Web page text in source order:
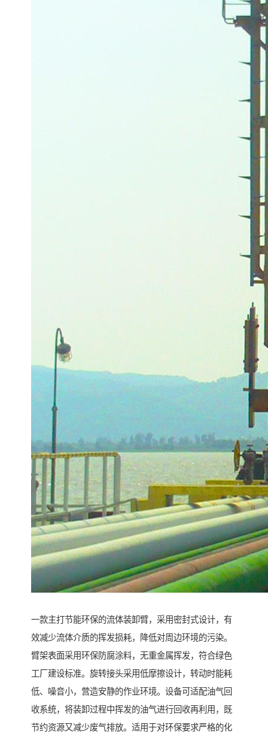
一款主打节能环保的流体装卸臂，采用密封式设计，有
效减少流体介质的挥发损耗，降低对周边环境的污染。
臂架表面采用环保防腐涂料，无重金属挥发，符合绿色
工厂建设标准。旋转接头采用低摩擦设计，转动时能耗
低、噪音小，营造安静的作业环境。设备可适配油气回
收系统，将装卸过程中挥发的油气进行回收再利用，既
节约资源又减少废气排放。适用于对环保要求严格的化